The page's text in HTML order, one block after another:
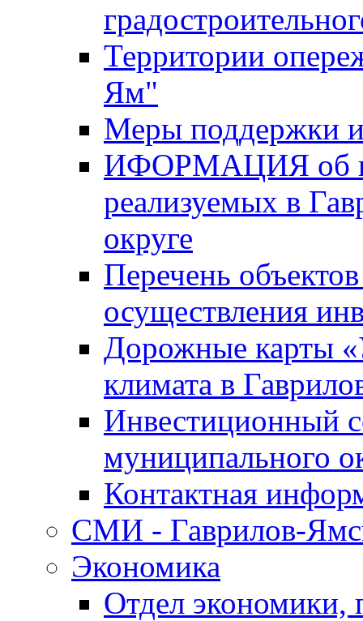
Территории
Ям"
Меры поддержки
ИФОРМАЦИЯ об
реализуемых в
округе
Перечень
осуществления
Дорожные карты
климата в
Инвестиционный
муниципального
Контактная
СМИ - Гаврилов-
Экономика
Отдел экономики,